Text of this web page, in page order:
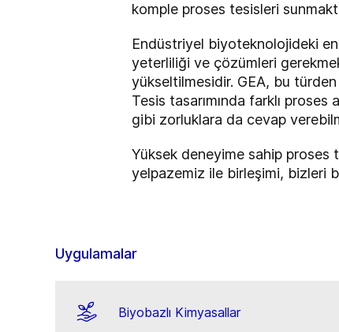
komple proses tesisleri
Endüstriyel biyoteknolojideki
yeterliliği ve çözümleri
yükseltilmesidir. GEA, bu
Tesis tasarımında farklı
gibi zorluklara da cevap
Yüksek deneyime sahip proses
yelpazemiz ile birleşimi, bizleri
Uygulamalar
Biyobazlı Kimyasallar